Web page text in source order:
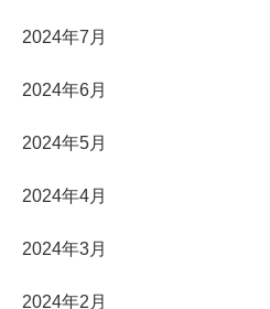
2024年7月
2024年6月
2024年5月
2024年4月
2024年3月
2024年2月